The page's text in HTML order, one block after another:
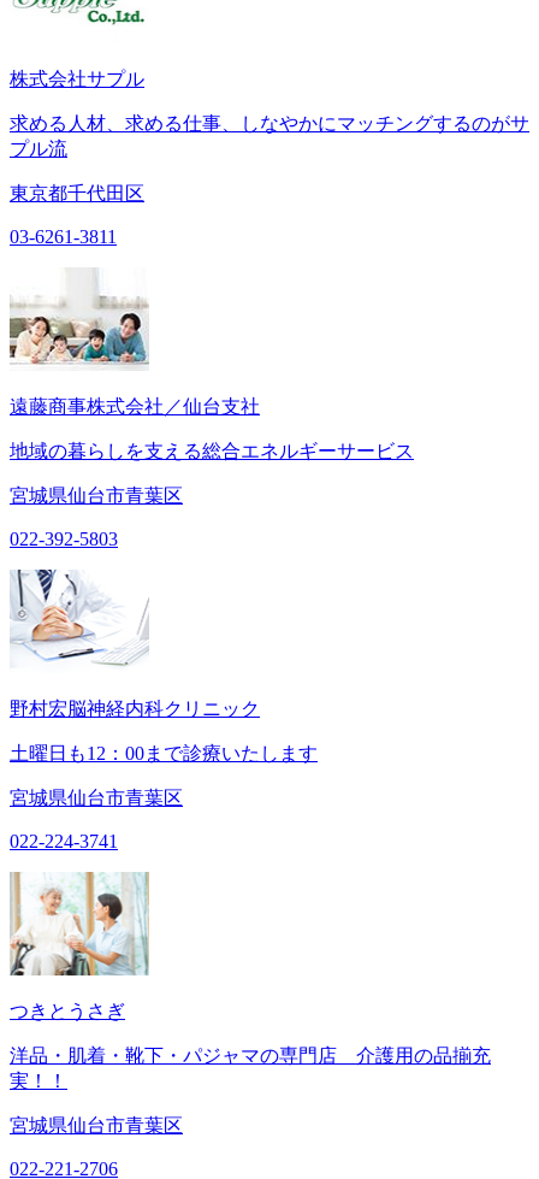
株式会社サプル
求める人材、求める仕事、しなやかにマッチングするのがサ
プル流
東京都千代田区
03-6261-3811
遠藤商事株式会社／仙台支社
地域の暮らしを支える総合エネルギーサービス
宮城県仙台市青葉区
022-392-5803
野村宏脳神経内科クリニック
土曜日も12：00まで診療いたします
宮城県仙台市青葉区
022-224-3741
つきとうさぎ
洋品・肌着・靴下・パジャマの専門店 介護用の品揃充
実！！
宮城県仙台市青葉区
022-221-2706